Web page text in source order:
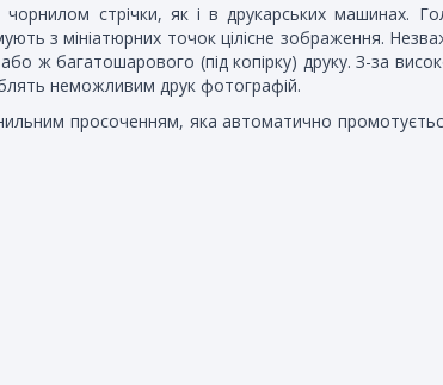
стрічки, як і в друкарських машинах.
з мініатюрних точок цілісне зображення.
ж багатошарового (під копірку) друку. З-за
неможливим друк фотографій.
просоченням, яка автоматично